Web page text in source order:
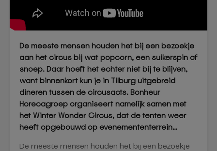
De meeste mensen houden het bij een bezoekje
aan het circus bij wat popcorn, een suikerspin of
snoep. Daar hoeft het echter niet bij te blijven,
want binnenkort kun je in Tilburg uitgebreid
dineren tussen de circusacts. Bonheur
Horecagroep organiseert namelijk samen met
het Winter Wonder Circus, dat de tenten weer
heeft opgebouwd op evenemententerrein…
De meeste mensen houden het bij een bezoekje